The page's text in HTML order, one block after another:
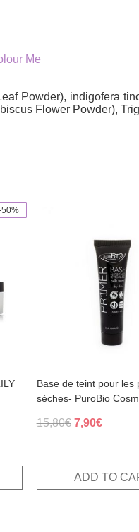
Me
Powder), indigofera
Flower Powder),
50%
Base de teint pour les
sèches- PuroBio
15,80€ Original
15,80€.
7,90€Current
7,90€.
ADD TO